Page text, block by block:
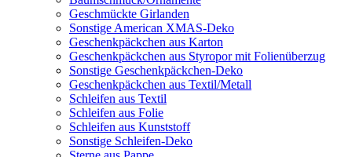
Geschmückte Girlanden
Sonstige American XMAS-Deko
Geschenkpäckchen aus Karton
Geschenkpäckchen aus Styropor mit Folienüberzug
Sonstige Geschenkpäckchen-Deko
Geschenkpäckchen aus Textil/Metall
Schleifen aus Textil
Schleifen aus Folie
Schleifen aus Kunststoff
Sonstige Schleifen-Deko